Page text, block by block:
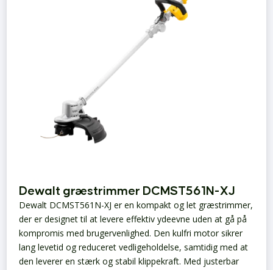
Dewalt græstrimmer DCMST561N-XJ
Dewalt DCMST561N-XJ er en kompakt og let græstrimmer,
der er designet til at levere effektiv ydeevne uden at gå på
kompromis med brugervenlighed. Den kulfri motor sikrer
lang levetid og reduceret vedligeholdelse, samtidig med at
den leverer en stærk og stabil klippekraft. Med justerbar